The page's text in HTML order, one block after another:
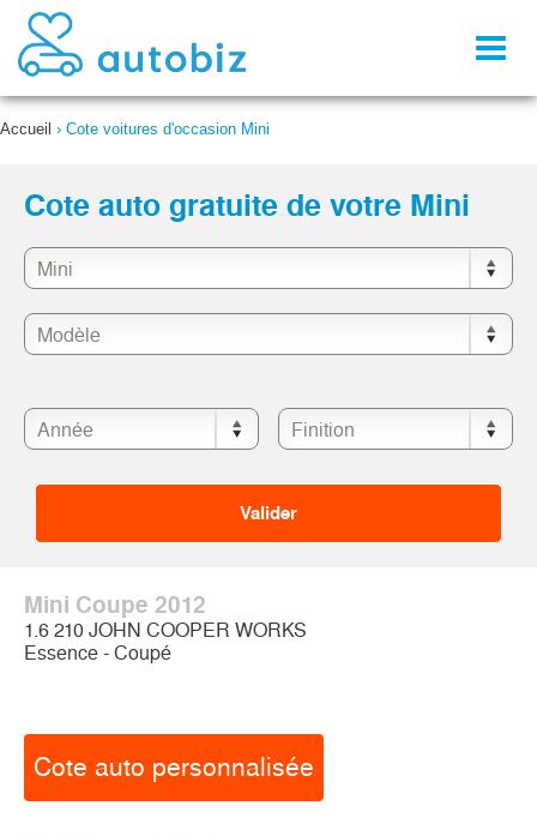
Accueil › Cote voitures d'occasion Mini
Cote auto gratuite de votre Mini
Mini Coupe 2012
1.6 210 JOHN COOPER WORKS
Essence - Coupé
Cote auto personnalisée